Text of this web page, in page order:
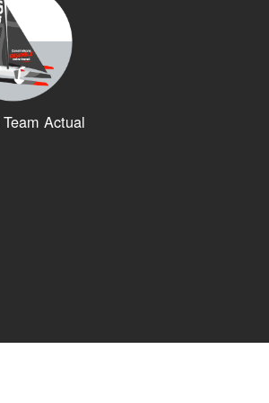
pour contrôler la manière dont
Actual